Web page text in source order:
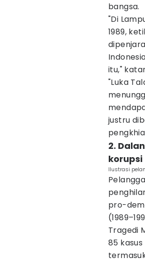
bangsa.
"Di
1989,
itu,"
"Luka
justru
2.
korupsi
Ilustrasi
pro-
Tragedi
85